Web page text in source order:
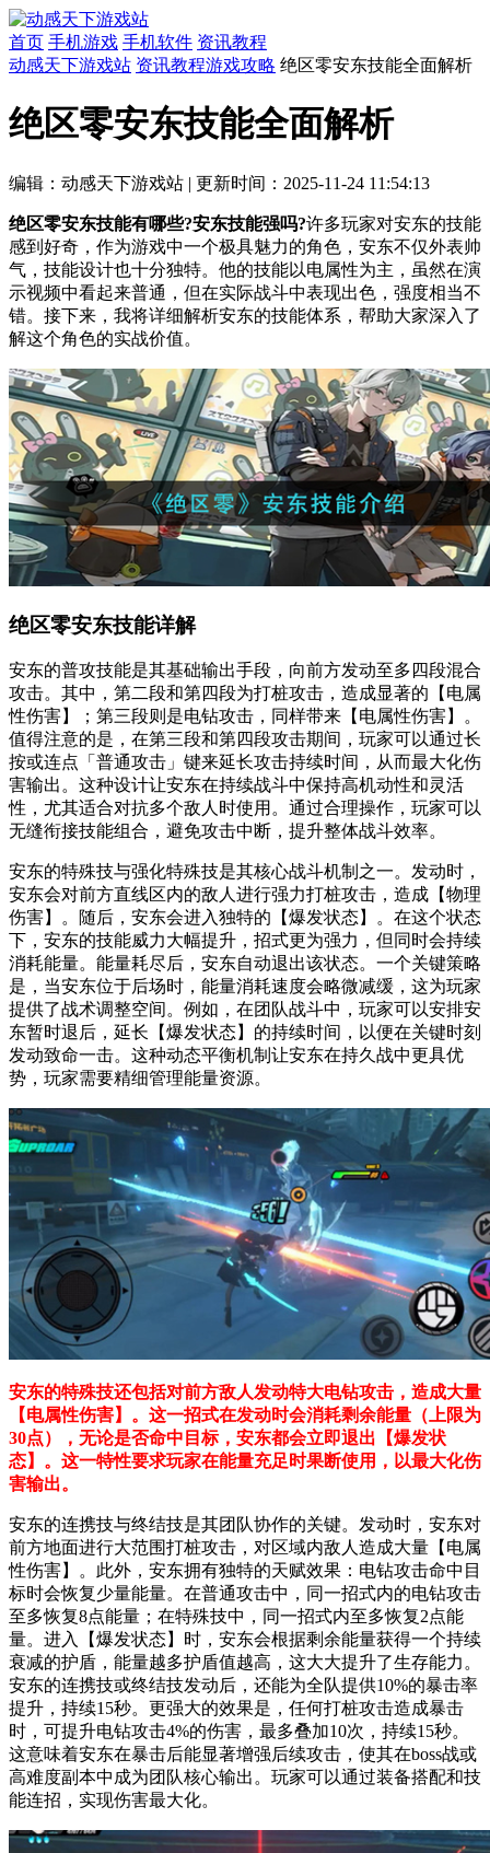
首页 手机游戏 手机软件 资讯教程
动感天下游戏站 资讯教程游戏攻略 绝区零安东技能全面解析
绝区零安东技能全面解析
编辑：动感天下游戏站 | 更新时间：2025-11-24 11:54:13
绝区零安东技能有哪些?安东技能强吗?许多玩家对安东的技能
感到好奇，作为游戏中一个极具魅力的角色，安东不仅外表帅
气，技能设计也十分独特。他的技能以电属性为主，虽然在演
示视频中看起来普通，但在实际战斗中表现出色，强度相当不
错。接下来，我将详细解析安东的技能体系，帮助大家深入了
解这个角色的实战价值。
绝区零安东技能详解
安东的普攻技能是其基础输出手段，向前方发动至多四段混合
攻击。其中，第二段和第四段为打桩攻击，造成显著的【电属
性伤害】；第三段则是电钻攻击，同样带来【电属性伤害】。
值得注意的是，在第三段和第四段攻击期间，玩家可以通过长
按或连点「普通攻击」键来延长攻击持续时间，从而最大化伤
害输出。这种设计让安东在持续战斗中保持高机动性和灵活
性，尤其适合对抗多个敌人时使用。通过合理操作，玩家可以
无缝衔接技能组合，避免攻击中断，提升整体战斗效率。
安东的特殊技与强化特殊技是其核心战斗机制之一。发动时，
安东会对前方直线区内的敌人进行强力打桩攻击，造成【物理
伤害】。随后，安东会进入独特的【爆发状态】。在这个状态
下，安东的技能威力大幅提升，招式更为强力，但同时会持续
消耗能量。能量耗尽后，安东自动退出该状态。一个关键策略
是，当安东位于后场时，能量消耗速度会略微减缓，这为玩家
提供了战术调整空间。例如，在团队战斗中，玩家可以安排安
东暂时退后，延长【爆发状态】的持续时间，以便在关键时刻
发动致命一击。这种动态平衡机制让安东在持久战中更具优
势，玩家需要精细管理能量资源。
安东的特殊技还包括对前方敌人发动特大电钻攻击，造成大量
【电属性伤害】。这一招式在发动时会消耗剩余能量（上限为
30点），无论是否命中目标，安东都会立即退出【爆发状
态】。这一特性要求玩家在能量充足时果断使用，以最大化伤
害输出。
安东的连携技与终结技是其团队协作的关键。发动时，安东对
前方地面进行大范围打桩攻击，对区域内敌人造成大量【电属
性伤害】。此外，安东拥有独特的天赋效果：电钻攻击命中目
标时会恢复少量能量。在普通攻击中，同一招式内的电钻攻击
至多恢复8点能量；在特殊技中，同一招式内至多恢复2点能
量。进入【爆发状态】时，安东会根据剩余能量获得一个持续
衰减的护盾，能量越多护盾值越高，这大大提升了生存能力。
安东的连携技或终结技发动后，还能为全队提供10%的暴击率
提升，持续15秒。更强大的效果是，任何打桩攻击造成暴击
时，可提升电钻攻击4%的伤害，最多叠加10次，持续15秒。
这意味着安东在暴击后能显著增强后续攻击，使其在boss战或
高难度副本中成为团队核心输出。玩家可以通过装备搭配和技
能连招，实现伤害最大化。